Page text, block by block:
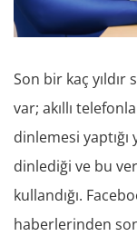
Son bir kaç yıldır
var; akıllı
dinlemesi
dinlediği ve bu
kullandığı.
haberlerinden